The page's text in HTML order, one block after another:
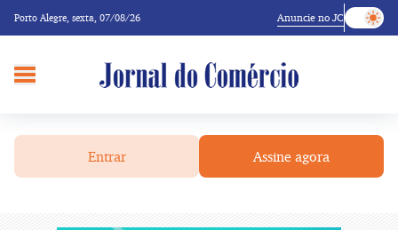
Porto Alegre, sexta, 07/08/26 Anuncie no JC
Entrar Assine agora